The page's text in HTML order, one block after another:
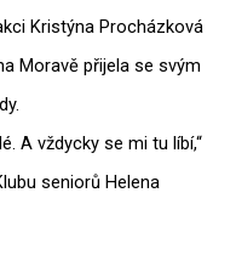
Kristýna Procházková
Moravě přijela se svým
A vždycky se mi tu líbí,“
seniorů Helena